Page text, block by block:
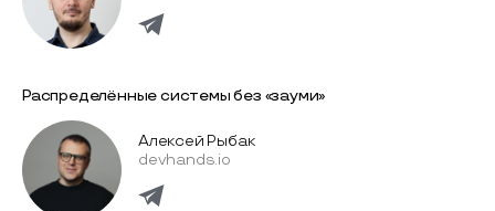
Распределённые системы без «зауми»
Алексей Рыбак
devhands.io